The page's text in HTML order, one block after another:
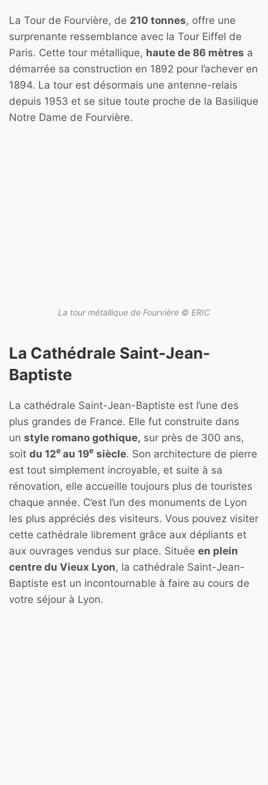
La Tour de Fourvière, de 210 tonnes, offre une
surprenante ressemblance avec la Tour Eiffel de
Paris. Cette tour métallique, haute de 86 mètres a
démarrée sa construction en 1892 pour l’achever en
1894. La tour est désormais une antenne-relais
depuis 1953 et se situe toute proche de la Basilique
Notre Dame de Fourvière.
La tour métallique de Fourvière © ERIC
La Cathédrale Saint-Jean-
Baptiste
La cathédrale Saint-Jean-Baptiste est l’une des
plus grandes de France. Elle fut construite dans
un style romano gothique, sur près de 300 ans,
soit du 12e au 19e siècle. Son architecture de pierre
est tout simplement incroyable, et suite à sa
rénovation, elle accueille toujours plus de touristes
chaque année. C’est l’un des monuments de Lyon
les plus appréciés des visiteurs. Vous pouvez visiter
cette cathédrale librement grâce aux dépliants et
aux ouvrages vendus sur place. Située en plein
centre du Vieux Lyon, la cathédrale Saint-Jean-
Baptiste est un incontournable à faire au cours de
votre séjour à Lyon.